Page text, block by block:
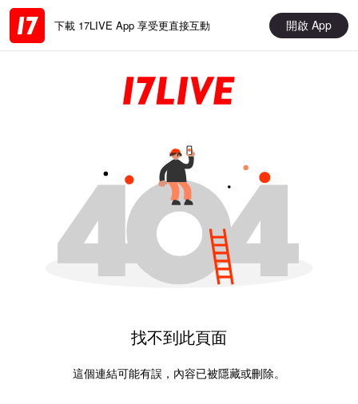
下載 17LIVE App 享受更直接互動 開啟 App
找不到此頁面
這個連結可能有誤，內容已被隱藏或刪除。